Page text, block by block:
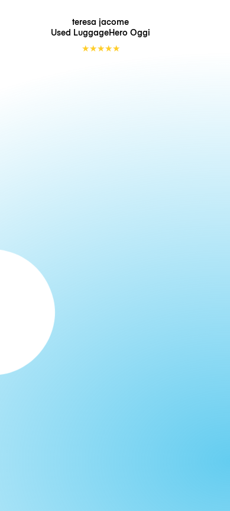
teresa jacome
Used LuggageHero Oggi
★★★★★